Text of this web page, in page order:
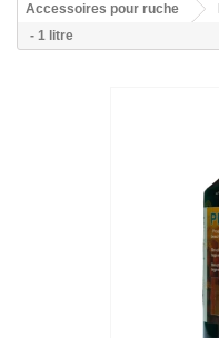
Accessoires pour ruche
- 1 litre